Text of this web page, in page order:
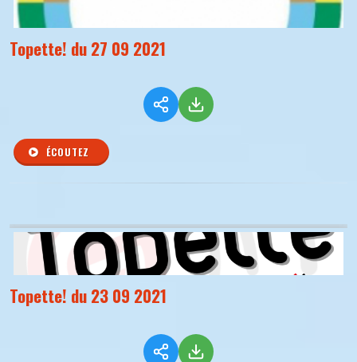
Topette! du 27 09 2021
ÉCOUTEZ
Topette! du 23 09 2021